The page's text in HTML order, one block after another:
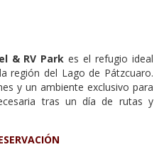
& RV Park es el refugio ideal
región del Lago de Pátzcuaro.
y un ambiente exclusivo para
tras un día de rutas y